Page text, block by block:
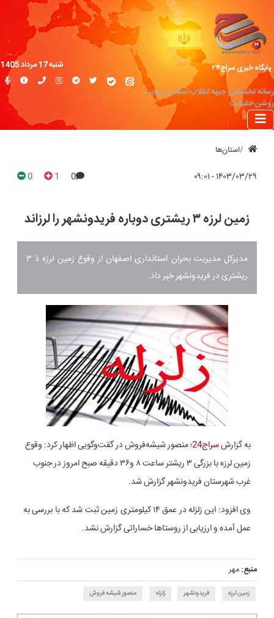
پایگاه خبری سراج۲۴
رسانه تخصصی جبهه انقلاب اسلامی؛ روایت
روشن حقیقت
شنبه 17 مرداد 1405
استان‌ها
۱۴۰۳/۰۳/۲۹ - ۰۹:۰۱ 0
1
0
زمین لرزه ۳ ریشتری دوباره فریدونشهر را لرزاند
مدیرکل مدیریت بحران استانداری اصفهان از وقوع زمین لرزه ذ ۳
ریشتری در فریدونشهر خبر داد.
به گزارشسراج24
؛ منصور شیشه‌فروش در گقت‌وگویی اظهار کرد: وقوع
زمین لرزه با بزرگی ۳ ریشتر ساعت ۸ و۳۶ دقیقه صبح امروز در جنوب
غرب شهرستان فریدونشهر گزارش شد.
وی افزود: این زلزله در عمق ۱۴ کیلومتری زمین ثبت شد که با بررسی به
عمل آمده و ارزیابی از روستاها خساراتی گزارش نشد.
منبع:مهر
زمین لرزه فریدونشهر زلزله منصور شیشه فروش